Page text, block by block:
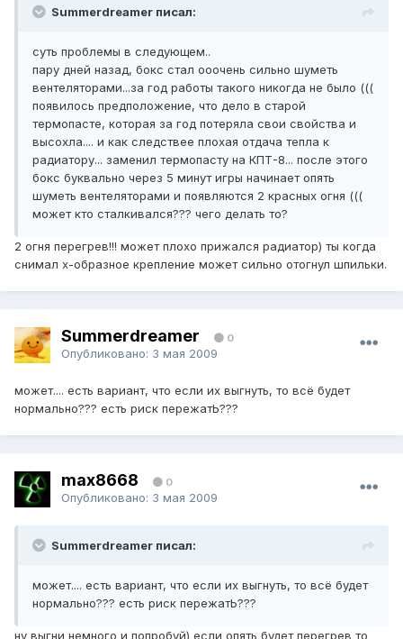
Summerdreamer писал:
суть проблемы в следующем..
пару дней назад, бокс стал ооочень сильно шуметь
вентеляторами...за год работы такого никогда не было (((
появилось предположение, что дело в старой
термопасте, которая за год потеряла свои свойства и
высохла.... и как следствее плохая отдача тепла к
радиатору... заменил термопасту на КПТ-8... после этого
бокс буквально через 5 минут игры начинает опять
шуметь вентеляторами и появляются 2 красных огня (((
может кто сталкивался??? чего делать то?
2 огня перегрев!!! может плохо прижался радиатор) ты когда
снимал х-образное крепление может сильно отогнул шпильки.
Summerdreamer 0
Опубликовано: 3 мая 2009
может.... есть вариант, что если их выгнуть, то всё будет
нормально??? есть риск пережатЬ???
max8668 0
Опубликовано: 3 мая 2009
Summerdreamer писал:
может.... есть вариант, что если их выгнуть, то всё будет
нормально??? есть риск пережатЬ???
ну выгни немного и попробуй) если опять будет перегрев то